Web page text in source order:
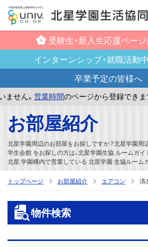
受験生・新入生応援ペー
インターンシップ・就職活動
卒業予定の皆様へ
。営業時間のページから登録できます。
お部屋紹介
北星学園周辺のお部屋をお探しですか？北星学園周
学生会館 をお探しの方は、北星学園生協 ルームガイ
北星 学園構内で営業している 北星学園 生協ルーム
トップページ お部屋紹介 エアコン 清
物件検索